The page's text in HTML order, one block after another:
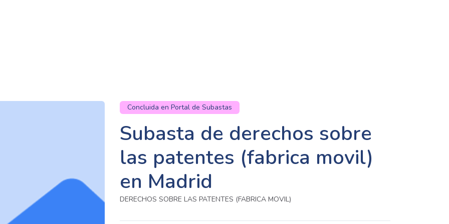
Concluida en Portal de Subastas
Subasta de derechos sobre
las patentes (fabrica movil)
en Madrid
DERECHOS SOBRE LAS PATENTES (FABRICA MOVIL)